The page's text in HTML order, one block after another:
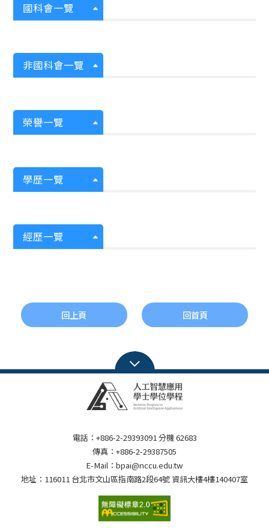
國科會一覽
非國科會一覽
榮譽一覽
學歷一覽
經歷一覽
回上頁 回首頁
電話：+886-2-29393091 分機 62683
傳真：+886-2-29387505
E-Mail：bpai@nccu.edu.tw
地址：116011 台北市文山區指南路2段64號 資訊大樓4樓140407室